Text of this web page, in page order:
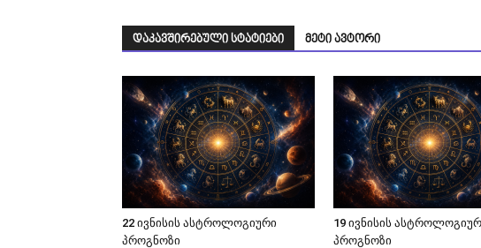
დაკავშირებული სტატიები მეტი ავტორი
22 ივნისის ასტროლოგიური
პროგნოზი
19 ივნისის
პროგნოზი